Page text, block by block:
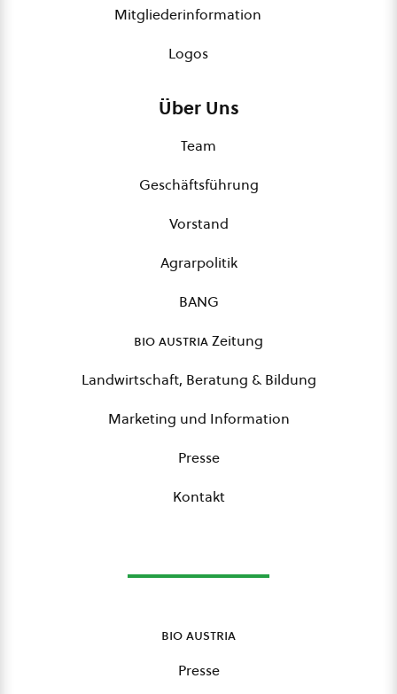
Mitgliederinformation
Logos
Über Uns
Team
Geschäftsführung
Vorstand
Agrarpolitik
BANG
bio austriaZeitung
Landwirtschaft, Beratung & Bildung
Marketing und Information
Presse
Kontakt
bio austria
Presse